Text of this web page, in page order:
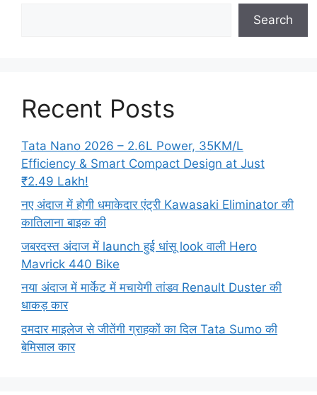
Search
Recent Posts
Tata Nano 2026 – 2.6L Power, 35KM/L
Efficiency & Smart Compact Design at Just
₹2.49 Lakh!
नए अंदाज में होगी धमाकेदार एंट्री Kawasaki Eliminator की
कातिलाना बाइक की
जबरदस्त अंदाज में launch हुई धांसू look वाली Hero
Mavrick 440 Bike
नया अंदाज में मार्केट में मचायेगी तांडव Renault Duster की
धाकड़ कार
दमदार माइलेज से जीतेंगी ग्राहकों का दिल Tata Sumo की
बेमिसाल कार